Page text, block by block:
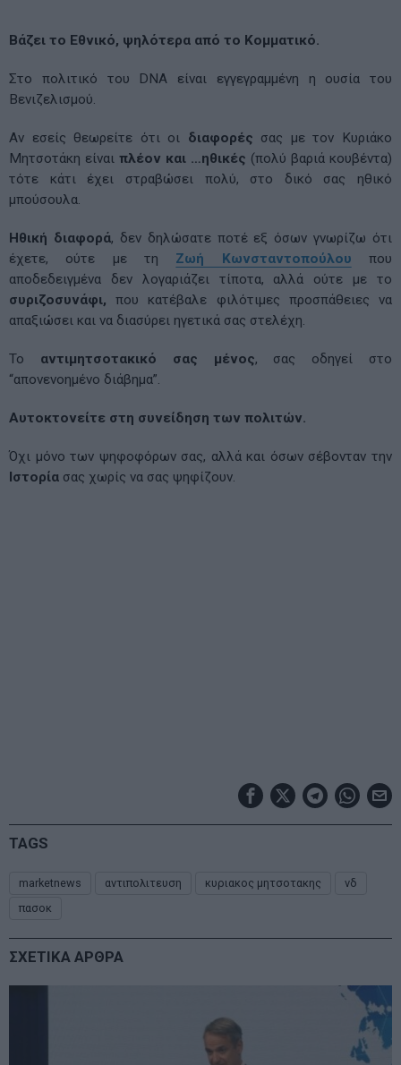
Βάζει το Εθνικό, ψηλότερα από το Κομματικό.
Στο πολιτικό του DNA είναι εγγεγραμμένη η ουσία του
Βενιζελισμού.
Αν εσείς θεωρείτε ότι οι διαφορές σας με τον Κυριάκο
Μητσοτάκη είναι πλέον και …ηθικές (πολύ βαριά κουβέντα)
τότε κάτι έχει στραβώσει πολύ, στο δικό σας ηθικό
μπούσουλα.
Ηθική διαφορά, δεν δηλώσατε ποτέ εξ όσων γνωρίζω ότι
έχετε, ούτε με τη Ζωή Κωνσταντοπούλου που
αποδεδειγμένα δεν λογαριάζει τίποτα, αλλά ούτε με το
συριζοσυνάφι, που κατέβαλε φιλότιμες προσπάθειες να
απαξιώσει και να διασύρει ηγετικά σας στελέχη.
Το αντιμητσοτακικό σας μένος, σας οδηγεί στο
“απονενοημένο διάβημα”.
Αυτοκτονείτε στη συνείδηση των πολιτών.
Όχι μόνο των ψηφοφόρων σας, αλλά και όσων σέβονταν την
Ιστορία σας χωρίς να σας ψηφίζουν.
TAGS
marketnews αντιπολιτευση κυριακος μητσοτακης
νδ
πασοκ
ΣΧΕΤΙΚΑ ΑΡΘΡΑ